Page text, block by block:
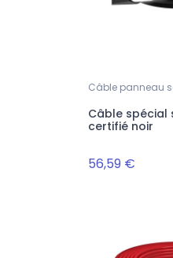
Câble panneau
Câble spécial
certifié noir
56,59 €